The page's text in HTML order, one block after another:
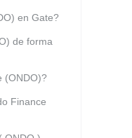
en Gate?
de forma
(ONDO)?
Finance